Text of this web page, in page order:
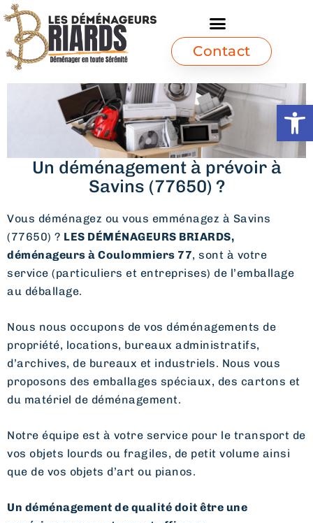
Ouvrir
Contact
Un déménagement à prévoir à
Savins (77650) ?
Vous déménagez ou vous emménagez à Savins
(77650) ? LES DÉMÉNAGEURS BRIARDS,
déménageurs à Coulommiers 77, sont à votre
service (particuliers et entreprises) de l’emballage
au déballage.
Nous nous occupons de vos déménagements de
propriété, locations, bureaux administratifs,
d’archives, de bureaux et industriels. Nous vous
proposons des emballages spéciaux, des cartons et
du matériel de déménagement.
Notre équipe est à votre service pour le transport de
vos objets lourds ou fragiles, de petit volume ainsi
que de vos objets d’art ou pianos.
Un déménagement de qualité doit être une